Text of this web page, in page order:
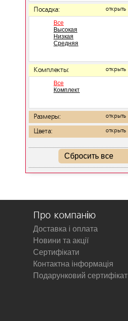
Посадка: открыть
Все
Высокая
Низкая
Средняя
Комплекты: открыть
Все
Комплект
Размеры: открыть
Цвета: открыть
Сбросить все
Про компанію
Доставка і оплата
Новини та акції
Сертифікати
Контактна інформація
Подарунковий сертифікат